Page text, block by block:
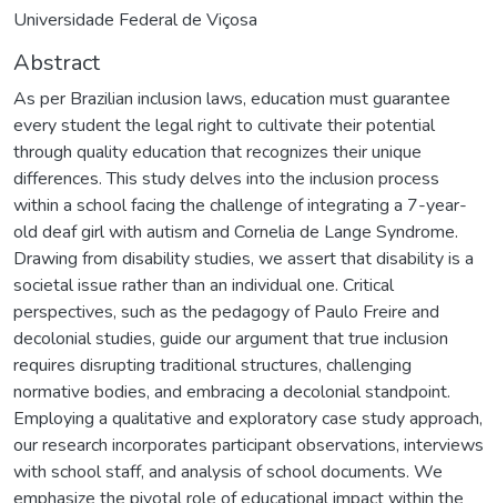
Universidade Federal de Viçosa
Abstract
As per Brazilian inclusion laws, education must guarantee
every student the legal right to cultivate their potential
through quality education that recognizes their unique
differences. This study delves into the inclusion process
within a school facing the challenge of integrating a 7-year-
old deaf girl with autism and Cornelia de Lange Syndrome.
Drawing from disability studies, we assert that disability is a
societal issue rather than an individual one. Critical
perspectives, such as the pedagogy of Paulo Freire and
decolonial studies, guide our argument that true inclusion
requires disrupting traditional structures, challenging
normative bodies, and embracing a decolonial standpoint.
Employing a qualitative and exploratory case study approach,
our research incorporates participant observations, interviews
with school staff, and analysis of school documents. We